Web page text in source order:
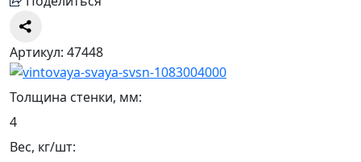
Артикул: 47448
Толщина стенки, мм:
4
Вес, кг/шт: